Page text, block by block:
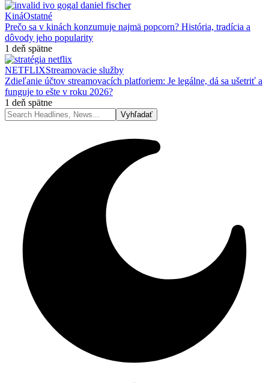
KináOstatné
Prečo sa v kinách konzumuje najmä popcorn? História, tradícia a
dôvody jeho popularity
1 deň spätne
NETFLIXStreamovacie služby
Zdieľanie účtov streamovacích platforiem: Je legálne, dá sa ušetriť a
funguje to ešte v roku 2026?
1 deň spätne